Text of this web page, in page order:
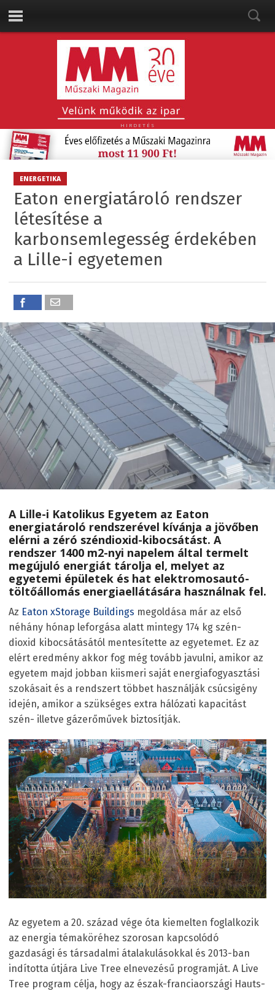
HIRDETÉS
ENERGETIKA
Eaton energiatároló rendszer
létesítése a
karbonsemlegesség érdekében
a Lille-i egyetemen
A Lille-i Katolikus Egyetem az Eaton
energiatároló rendszerével kívánja a jövőben
elérni a zéró széndioxid-kibocsátást. A
rendszer 1400 m2-nyi napelem által termelt
megújuló energiát tárolja el, melyet az
egyetemi épületek és hat elektromosautó-
töltőállomás energiaellátására használnak fel.
Az Eaton xStorage Buildings megoldása már az első
néhány hónap leforgása alatt mintegy 174 kg szén-
dioxid kibocsátásától mentesítette az egyetemet. Ez az
elért eredmény akkor fog még tovább javulni, amikor az
egyetem majd jobban kiismeri saját energiafogyasztási
szokásait és a rendszert többet használják csúcsigény
idején, amikor a szükséges extra hálózati kapacitást
szén- illetve gázerőművek biztosítják.
Az egyetem a 20. század vége óta kiemelten foglalkozik
az energia témaköréhez szorosan kapcsolódó
gazdasági és társadalmi átalakulásokkal és 2013-ban
indította útjára Live Tree elnevezésű programját. A Live
Tree program célja, hogy az észak-franciaországi Hauts-